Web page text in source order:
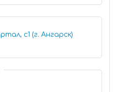
с1 (г. Ангарск)